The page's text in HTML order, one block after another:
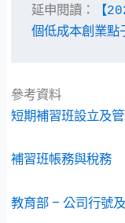
延申閱讀：
【
個低成本創業點
參考資料
短期補習班設立及管
補習班帳務與稅務
教育部 – 公司行號